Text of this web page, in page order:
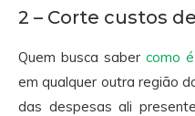
2 – Corte custos
Quem busca sabercomo
em qualquer outra região
das despesas ali